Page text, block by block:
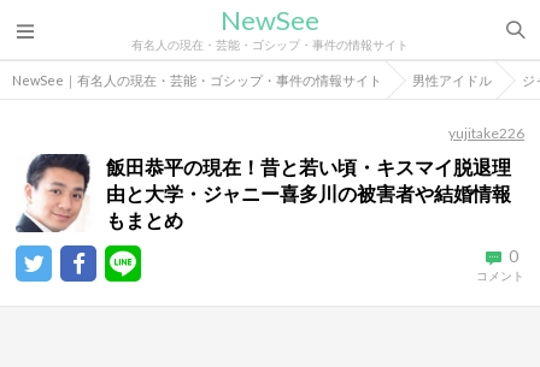
NewSee
有名人の現在・芸能・ゴシップ・事件の情報サイト
NewSee｜有名人の現在・芸能・ゴシップ・事件の情報サイト 男性アイドル ジ
yujitake226
飯田恭平の現在！昔と若い頃・キスマイ脱退理
由と大学・ジャニー喜多川の被害者や結婚情報
もまとめ
0
コメント